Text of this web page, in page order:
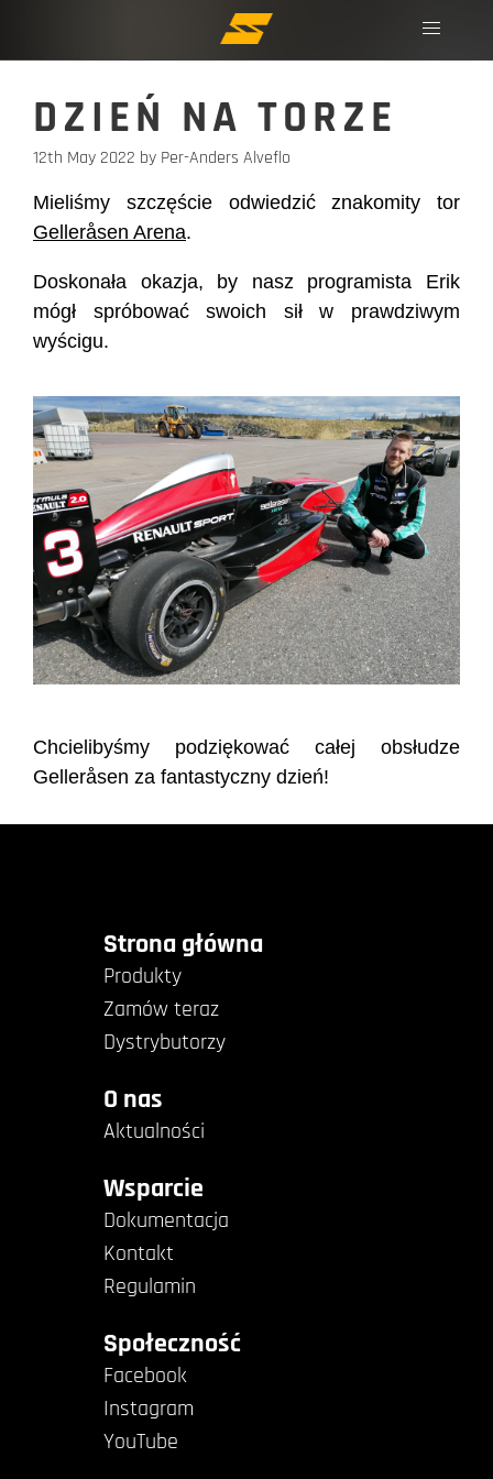
DZIEŃ NA TORZE
12th May 2022 by Per-Anders Alveflo
Mieliśmy szczęście odwiedzić znakomity tor
Gelleråsen Arena.
Doskonała okazja, by nasz programista Erik
mógł spróbować swoich sił w prawdziwym
wyścigu.
Chcielibyśmy podziękować całej obsłudze
Gelleråsen za fantastyczny dzień!
Strona główna
Produkty
Zamów teraz
Dystrybutorzy
O nas
Aktualności
Wsparcie
Dokumentacja
Kontakt
Regulamin
Społeczność
Facebook
Instagram
YouTube